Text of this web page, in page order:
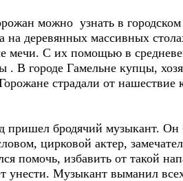
можно узнать в
деревянных массивных
мечи. С их помощью в
. В городе Гамельне купцы,
страдали от
пришел бродячий музыкант.
цирковой актер,
помочь, избавить от такой
унести. Музыкант выманил